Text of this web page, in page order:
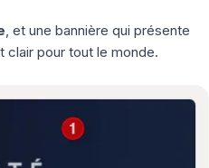
, et une bannière qui présente
pour tout le monde.